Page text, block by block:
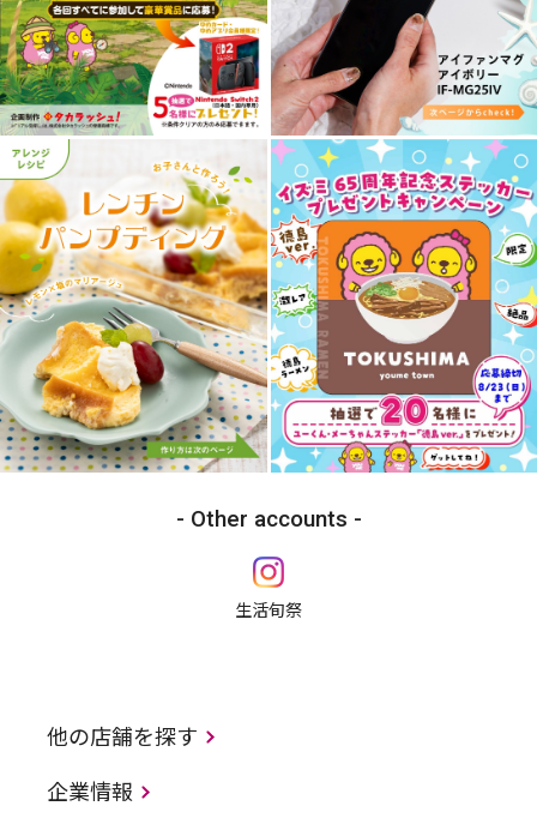
Other accounts
生活旬祭
他の店舗を探す
企業情報